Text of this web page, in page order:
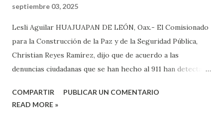
septiembre 03, 2025
Lesli Aguilar HUAJUAPAN DE LEÓN, Oax.- El Comisionado
para la Construcción de la Paz y de la Seguridad Pública,
Christian Reyes Ramírez, dijo que de acuerdo a las
denuncias ciudadanas que se han hecho al 911 han detectado
dedican a robar carros y motocicletas, los cuales, operan en
COMPARTIR
PUBLICAR UN COMENTARIO
READ MORE »